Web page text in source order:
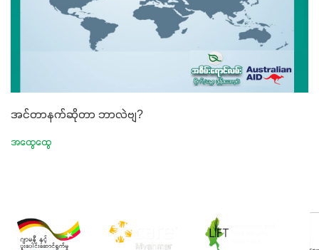
အင်တာနက်ဆိုတာ ဘာလဲဗျ?
အထွေထွေ